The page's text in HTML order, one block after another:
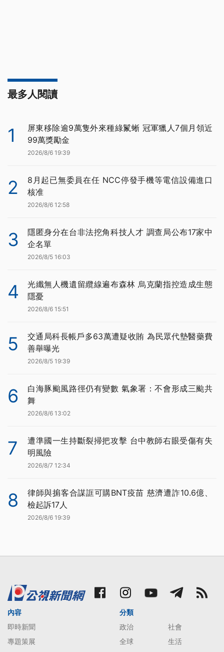
最多人閱讀
1
屏東移除逾9萬隻外來種綠鬣蜥 冠軍獵人7個月領近
99萬獎勵金
2026/8/6 19:39
2
8月起已無委員在任 NCC停發手機等電信設備進口
核准
2026/8/6 12:58
3
隱匿身分在台非法挖角科技人才 調查局公布17家中
企名單
2026/8/5 16:03
4
光纖無人機遺留纜線遍布森林 烏克蘭指控造成生態
隱憂
2026/8/6 15:51
5
交通局科長帳戶多63萬遭疑收賄 為民眾代墊醫藥費
善舉曝光
2026/8/5 19:39
6
白海豚颱風路徑仍有變數 氣象署：不會形成三颱共
舞
2026/8/6 13:02
7
遭準國一生持斷裂掃把攻擊 台中教師右眼受傷有失
明風險
2026/8/7 12:34
8
律師與掮客合謀誆可購BNT疫苗 慈濟遭詐10.6億、
檢起訴17人
2026/8/6 19:39
內容
即時新聞
專題策展
分類
政治
社會
全球
生活